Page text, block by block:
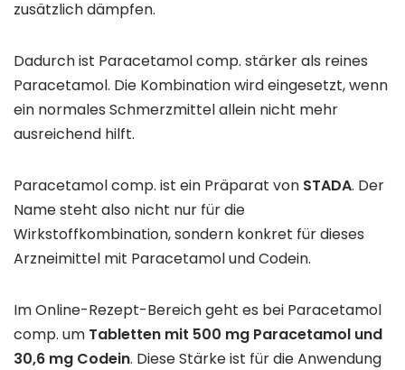
zusätzlich dämpfen.
Dadurch ist Paracetamol comp. stärker als reines
Paracetamol. Die Kombination wird eingesetzt, wenn
ein normales Schmerzmittel allein nicht mehr
ausreichend hilft.
Paracetamol comp. ist ein Präparat von STADA. Der
Name steht also nicht nur für die
Wirkstoffkombination, sondern konkret für dieses
Arzneimittel mit Paracetamol und Codein.
Im Online-Rezept-Bereich geht es bei Paracetamol
comp. um Tabletten mit 500 mg Paracetamol und
30,6 mg Codein. Diese Stärke ist für die Anwendung